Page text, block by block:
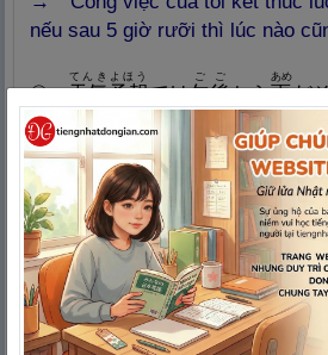
nếu sau 5 giờ rưỡi thì lúc nào
⑩天気
Nghĩa: Không khí, khí chất; khí
khái, khí phách
予報
てんきよほう
では午後
ごご
から雨
あめ
だ
ら、傘を持っていたほうがいい
→Theo dự báo thời tiết thì
chiều. Vì vậy, cậu nên mang dù
⑪明日
あした
から旅
Nghĩa: Du lịch, cuộc hành trình,
quán trọ
行
HÀNH, HẠNH, HÀNG,
HẠNG
りょこう
に 行
HẠNG
きます。
ませんが、来週
らいしゅう
のパーティーに
ん。
→Từ ngày mai sẽ đi du lịch.